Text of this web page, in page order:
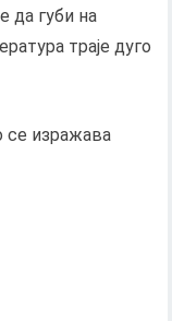
да губи на
траје дуго
се изражава